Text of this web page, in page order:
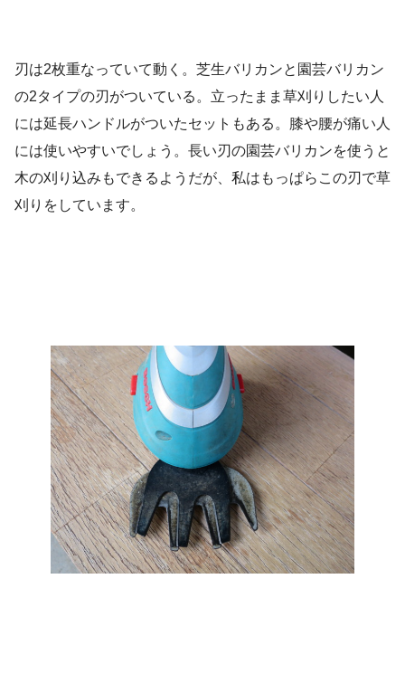
刃は2枚重なっていて動く。芝生バリカンと園芸バリカン
の2タイプの刃がついている。立ったまま草刈りしたい人
には延長ハンドルがついたセットもある。膝や腰が痛い人
には使いやすいでしょう。長い刃の園芸バリカンを使うと
木の刈り込みもできるようだが、私はもっぱらこの刃で草
刈りをしています。